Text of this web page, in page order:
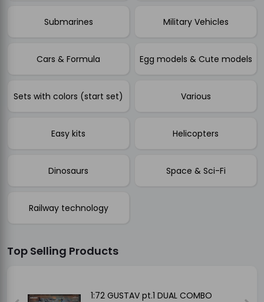
Submarines Military Vehicles
Cars & Formula Egg models & Cute models
Sets with colors (start set) Various
Easy kits Helicopters
Dinosaurs Space & Sci-Fi
Railway technology
Top Selling Products
1:72 GUSTAV pt.1 DUAL COMBO